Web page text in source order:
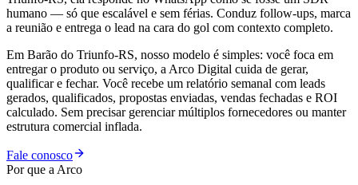
humano — só que escalável e sem férias. Conduz follow-ups, marca
a reunião e entrega o lead na cara do gol com contexto completo.
Em Barão do Triunfo-RS, nosso modelo é simples: você foca em
entregar o produto ou serviço, a Arco Digital cuida de gerar,
qualificar e fechar. Você recebe um relatório semanal com leads
gerados, qualificados, propostas enviadas, vendas fechadas e ROI
calculado. Sem precisar gerenciar múltiplos fornecedores ou manter
estrutura comercial inflada.
Fale conosco
Por que a Arco